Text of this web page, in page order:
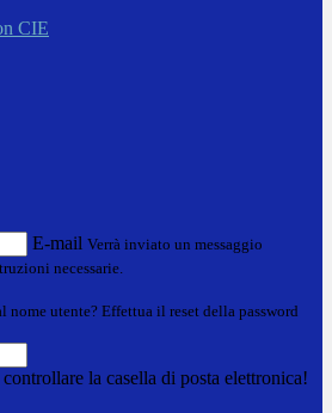
CIE
E-mail Verrà inviato un messaggio
necessarie.
nome utente? Effettua il reset della password
la casella di posta elettronica!